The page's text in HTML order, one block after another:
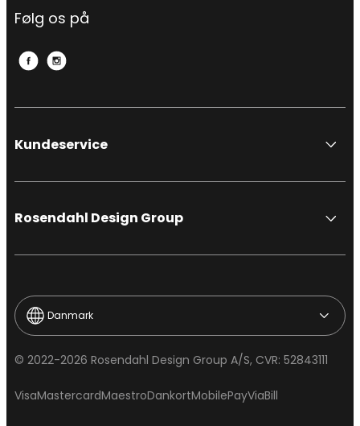
Følg os på
Kundeservice
Rosendahl Design Group
© 2022-2026 Rosendahl Design Group A/S, CVR: 52843111
VisaMastercardMaestroDankortMobilePayViaBill
Danmark